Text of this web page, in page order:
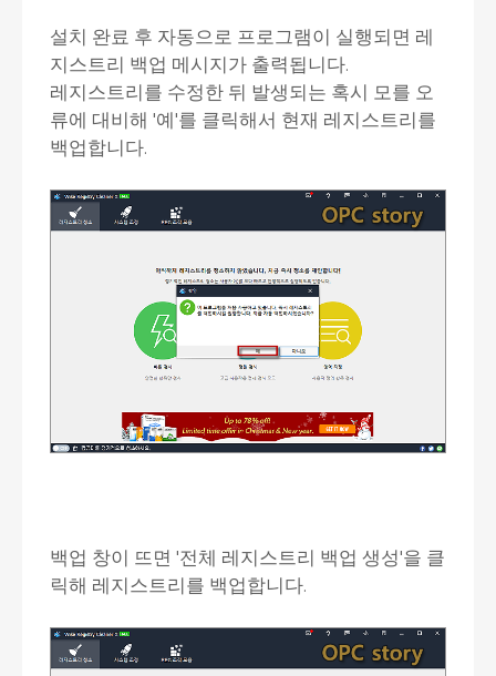
설치 완료 후 자동으로 프로그램이 실행되면 레
지스트리 백업 메시지가 출력됩니다.
레지스트리를 수정한 뒤 발생되는 혹시 모를 오
류에 대비해 '예'를 클릭해서 현재 레지스트리를
백업합니다.
백업 창이 뜨면 '전체 레지스트리 백업 생성'을 클
릭해 레지스트리를 백업합니다.